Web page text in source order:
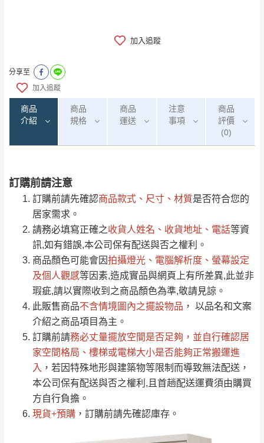
加入追蹤
分享至
加入追蹤
商品
介紹
商品
規格
商品
運送
注意
事項
商品
評價
(0)
訂購前請注意
訂購前請先確認商品款式、尺寸、材質是否符合您的
居家需求。
請務必填寫正確之收貨人姓名、收貨地址、電話等資
訊,如有錯誤,本公司保有配送與否之權利。
商品顏色可能會因拍攝燈光、電腦解析度、螢幕設定
及個人觀感等因素,造成實品與網頁上有所差異,此並非
瑕疵,請以實際收到之商品顏色為準,敬請見諒。
此販售商品不含情境圖內之擺設物品 ， 以品名和文案
介紹之商品項目為主。
訂購前請務必丈量擺放空間是否足夠 ，並自行確認居
家空間格局、 樓梯或電梯大小是否能夠正常搬運進
入 ，若因特殊地形與建築物等限制而導致無法配送，
本公司保有配送與否之權利,且首趟配送運費須由購買
方自行負擔。
現貨+預購 ，訂購前請先確認庫存。
運 費 說 明
運送地區 運送費用
偏遠地區
（請先線上詢問 LINE
→@dershin ）
桃園
免 運
復興鄉
新竹
峨眉鄉、五峰鄉、
橫山、北埔鄉、尖
石鄉、寶山鄉山
區、新埔山區、芎
注意事項：
由於品項繁多，網頁無法及時更新，如有需
要購買商品，請於出發前來電或到「官方
Line客服」來信確認商品是否有「現貨」與
「金額」。
若商品價格或庫存有異常，商家有權取消訂
單。部分網路商品恕無法更改原設計或客製，敬請
見諒！
接單後二日內(不含例假日)，我們客服會與您
電話聯絡或E-Mail通知確認訂單。
（線上客
服 LINE → @dershin）
下單前先詢問是否現貨 ，若未詢問下單後無
現貨我們客服會再來電或E-Mail與您聯絡
（洽詢方式請搜尋 Line ID →
地區恕無法提供運送 (詳見運送規章)。
0/5 (0)筆
全部 依評論高至低排列
依評論低至高排列 只顯示附上圖片
只顯示附上評論